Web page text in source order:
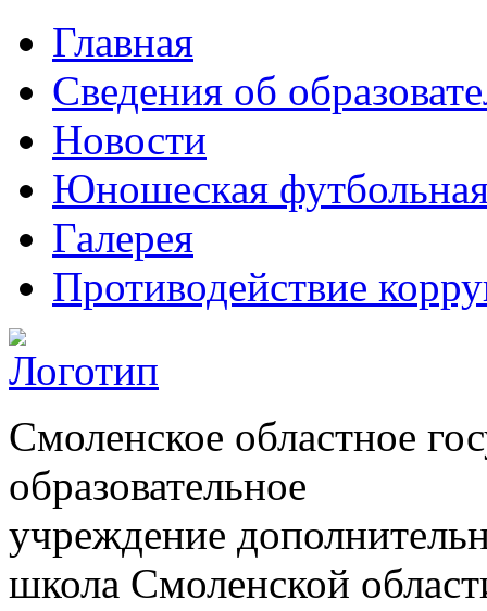
Главная
Сведения об
Новости
Юношеская
Галерея
Противодействие
Смоленское областное
образовательное
учреждение
школа Смоленской